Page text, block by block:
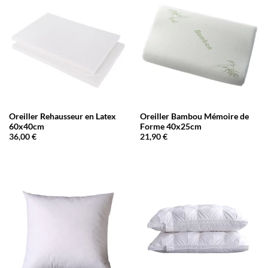
Oreiller Rehausseur en Latex
60x40cm
36,00€
Oreiller Bambou Mémoire de
Forme 40x25cm
21,90€